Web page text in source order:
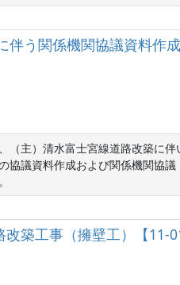
伴う関係機関協議資料作
（主）清水富士宮線道路改築に
協議資料作成および関係機関協
築工事（擁壁工）【11-